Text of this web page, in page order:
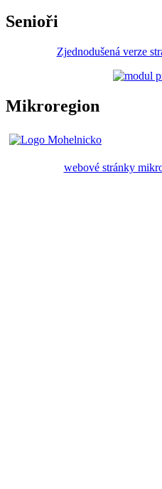
Senioři
Zjednodušená verze
Mikroregion
webové stránky